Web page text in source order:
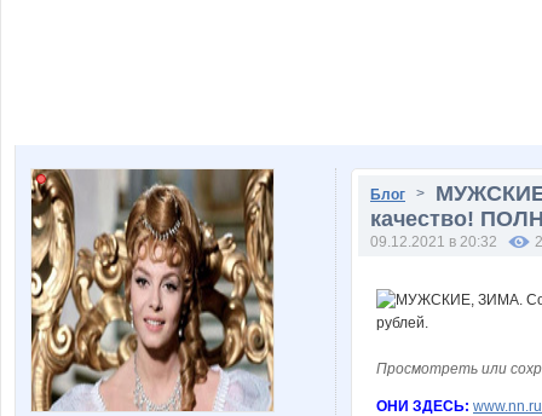
Блог >
качество!
09.12.2021 в 20:32
Просмотреть или
ОНИ ЗДЕСЬ: